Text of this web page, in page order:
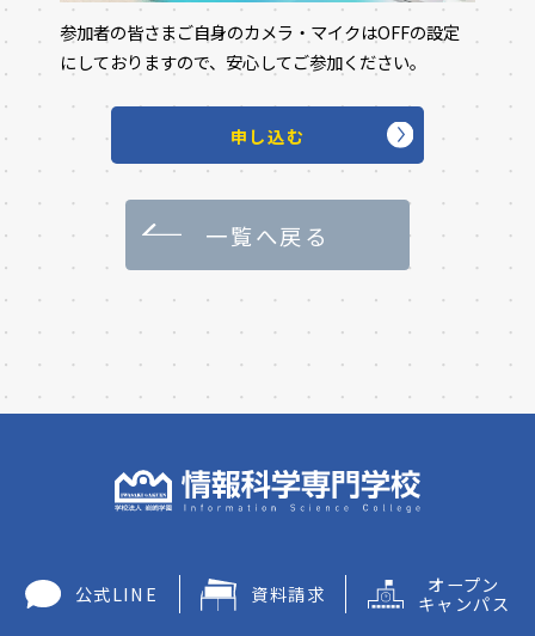
参加者の皆さまご自身のカメラ・マイクはOFFの設定
にしておりますので、安心してご参加ください。
申し込む
一覧へ戻る
公式LINE 資料請求 オープン
キャンパス